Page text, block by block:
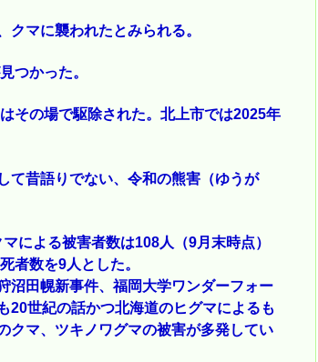
マに襲われたとみられる。
つかった。
その場で駆除された。北上市では2025年
昔語りでない、令和の熊害（ゆうが
による被害者数は108人（9月末時点）
者数を9人とした。
沼田幌新事件、福岡大学ワンダーフォー
20世紀の話かつ北海道のヒグマによるも
クマ、ツキノワグマの被害が多発してい